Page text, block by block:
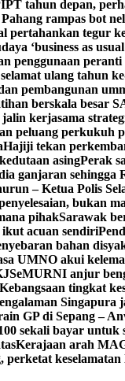
tahun depan,
rampas bot
pertahankan tegur
‘business as
penggunaan
ulang tahun
pembangunan
berskala besar
kerjasama
peluang perkukuh
Hajiji tekan
asingPerak
ganjaran sehingga
– Ketua Polis
bukan
pihakSarawak
acuan sendiri
bahan
UMNO akui
SeMURNI anjur
tingkat
Singapura
GP di Sepang –
sekali bayar untuk
Kerajaan arah
keselamatan